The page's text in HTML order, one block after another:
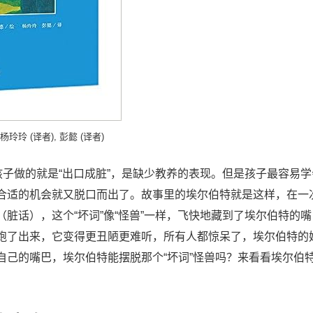
玲玲 (译者), 彭懿 (译者)
做的就是“出口成脏”，是缺少教养的表现。但是孩子最容易
的机会就又脱口而出了。故事里的埃尔伯特就是这样，在一
话），这个“坏词”像“怪兽”一样，飞快地藏到了埃尔伯特的
出来，它变得更丑陋更难听，所有人都惊呆了，埃尔伯特的
的嘴巴，埃尔伯特能摆脱那个“坏词”怪兽吗？来看看埃尔伯